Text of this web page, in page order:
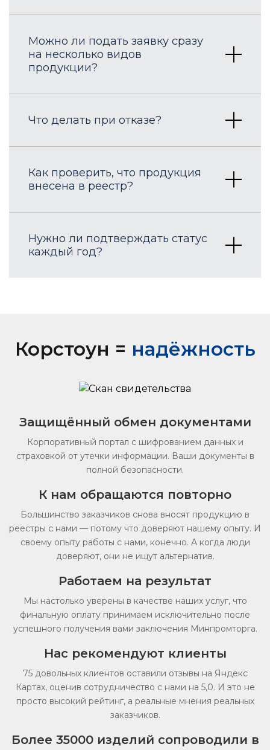
Можно ли подать заявку сразу
на несколько видов
продукции?
Что делать при отказе?
Как проверить, что продукция
внесена в реестр?
Нужно ли подтверждать статус
каждый год?
Корстоун = надёжность
Защищённый обмен документами
Корпоративный портал с шифрованием данных и
страховкой от утечки информации. Ваши документы в
полной безопасности.
К нам обращаются повторно
Большинство заказчиков снова вносят продукцию в
реестры с нами — потому что доверяют нашему опыту. И
своему опыту работы с нами, конечно. А когда люди
доверяют, они не ищут альтернатив.
Работаем на результат
Мы настолько уверены в качестве наших услуг, что
финальную оплату принимаем исключительно после
успешного получения вами заключения Минпромторга.
Нас рекомендуют клиенты
75 довольных клиентов оставили отзывы на Яндекс
Картах, оценив сотрудничество с нами на 5,0. И это не
просто высокий рейтинг, а реальные мнения реальных
заказчиков.
Более 35000 изделий сопроводили в